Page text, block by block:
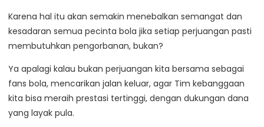
Karena hal itu akan semakin menebalkan semangat dan
kesadaran semua pecinta bola jika setiap perjuangan pasti
membutuhkan pengorbanan, bukan?
Ya apalagi kalau bukan perjuangan kita bersama sebagai
fans bola, mencarikan jalan keluar, agar Tim kebanggaan
kita bisa meraih prestasi tertinggi, dengan dukungan dana
yang layak pula.